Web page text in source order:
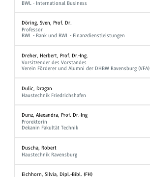
BWL - International Business
Döring, Sven, Prof. Dr.
Professor
BWL - Bank und BWL - Finanzdienstleistungen
Dreher, Herbert, Prof. Dr.-Ing.
Vorsitzender des Vorstandes
Verein Förderer und Alumni der DHBW Ravensburg (VFA)
Dulic, Dragan
Haustechnik Friedrichshafen
Dunz, Alexandra, Prof. Dr.-Ing
Prorektorin
Dekanin Fakultät Technik
Duscha, Robert
Haustechnik Ravensburg
Eichhorn, Silvia, Dipl.-Bibl. (FH)